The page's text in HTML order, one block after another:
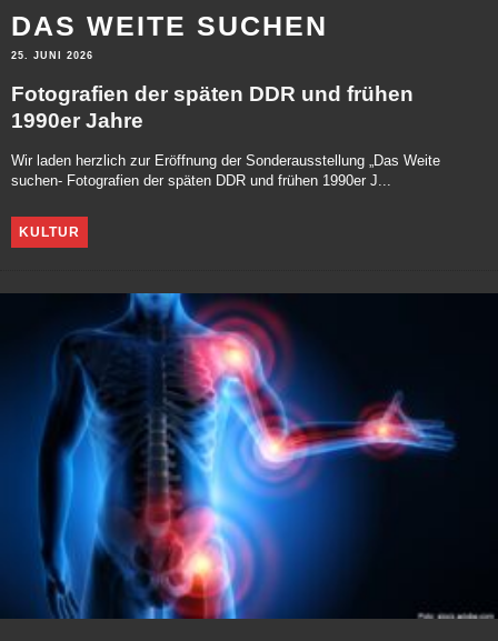
DAS WEITE SUCHEN
25. JUNI 2026
Fotografien der späten DDR und frühen
1990er Jahre
Wir laden herzlich zur Eröffnung der Sonderausstellung „Das Weite
suchen- Fotografien der späten DDR und frühen 1990er J...
KULTUR